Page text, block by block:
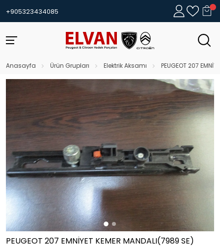
+905323434085
Anasayfa Ürün Grupları Elektrik Aksamı PEUGEOT 207
PEUGEOT 207 EMNİYET KEMER MANDALI(7989 SE)